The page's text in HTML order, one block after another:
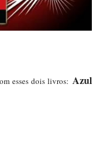
esses dois livros: Azul